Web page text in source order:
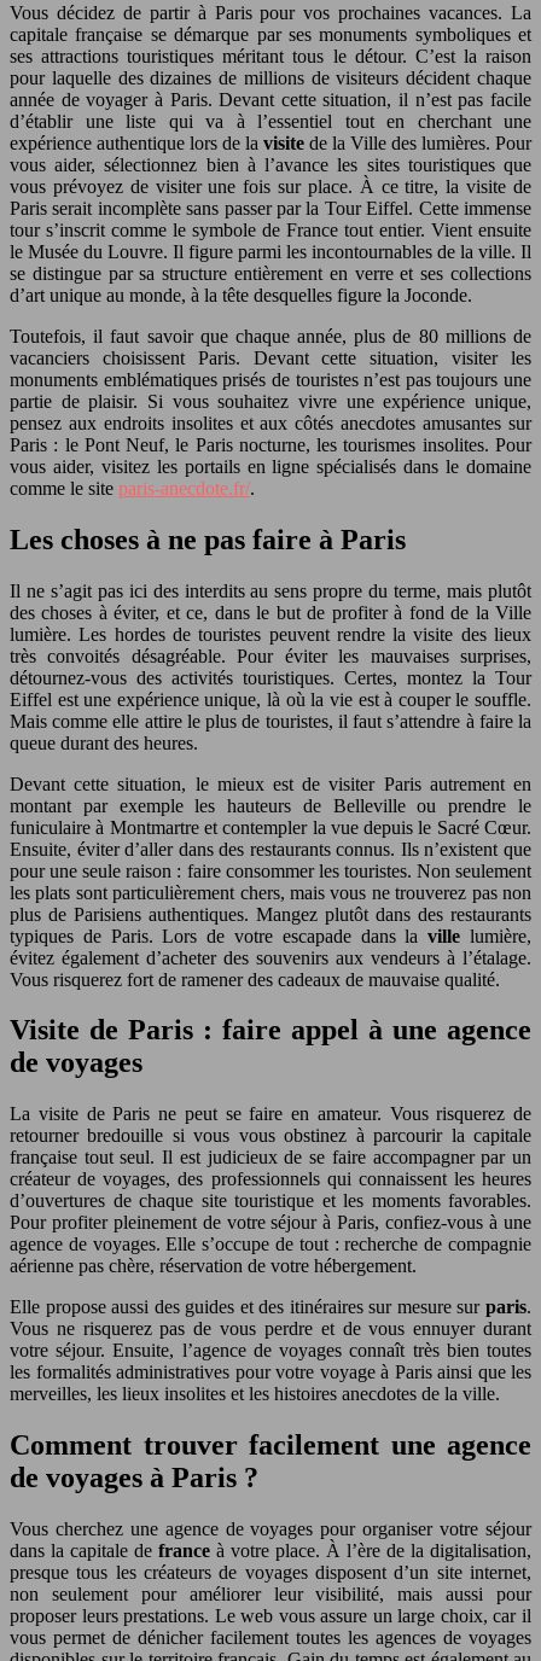
Vous décidez de partir à Paris pour vos prochaines vacances. La
capitale française se démarque par ses monuments symboliques et
ses attractions touristiques méritant tous le détour. C’est la raison
pour laquelle des dizaines de millions de visiteurs décident chaque
année de voyager à Paris. Devant cette situation, il n’est pas facile
d’établir une liste qui va à l’essentiel tout en cherchant une
expérience authentique lors de la visite de la Ville des lumières. Pour
vous aider, sélectionnez bien à l’avance les sites touristiques que
vous prévoyez de visiter une fois sur place. À ce titre, la visite de
Paris serait incomplète sans passer par la Tour Eiffel. Cette immense
tour s’inscrit comme le symbole de France tout entier. Vient ensuite
le Musée du Louvre. Il figure parmi les incontournables de la ville. Il
se distingue par sa structure entièrement en verre et ses collections
d’art unique au monde, à la tête desquelles figure la Joconde.
Toutefois, il faut savoir que chaque année, plus de 80 millions de
vacanciers choisissent Paris. Devant cette situation, visiter les
monuments emblématiques prisés de touristes n’est pas toujours une
partie de plaisir. Si vous souhaitez vivre une expérience unique,
pensez aux endroits insolites et aux côtés anecdotes amusantes sur
Paris : le Pont Neuf, le Paris nocturne, les tourismes insolites. Pour
vous aider, visitez les portails en ligne spécialisés dans le domaine
comme le site paris-anecdote.fr/.
Les choses à ne pas faire à Paris
Il ne s’agit pas ici des interdits au sens propre du terme, mais plutôt
des choses à éviter, et ce, dans le but de profiter à fond de la Ville
lumière. Les hordes de touristes peuvent rendre la visite des lieux
très convoités désagréable. Pour éviter les mauvaises surprises,
détournez-vous des activités touristiques. Certes, montez la Tour
Eiffel est une expérience unique, là où la vie est à couper le souffle.
Mais comme elle attire le plus de touristes, il faut s’attendre à faire la
queue durant des heures.
Devant cette situation, le mieux est de visiter Paris autrement en
montant par exemple les hauteurs de Belleville ou prendre le
funiculaire à Montmartre et contempler la vue depuis le Sacré Cœur.
Ensuite, éviter d’aller dans des restaurants connus. Ils n’existent que
pour une seule raison : faire consommer les touristes. Non seulement
les plats sont particulièrement chers, mais vous ne trouverez pas non
plus de Parisiens authentiques. Mangez plutôt dans des restaurants
typiques de Paris. Lors de votre escapade dans lavillelumière,
évitez également d’acheter des souvenirs aux vendeurs à l’étalage.
Vous risquerez fort de ramener des cadeaux de mauvaise qualité.
Visite de Paris : faire appel à une agence
de voyages
La visite de Paris ne peut se faire en amateur. Vous risquerez de
retourner bredouille si vous vous obstinez à parcourir la capitale
française tout seul. Il est judicieux de se faire accompagner par un
créateur de voyages, des professionnels qui connaissent les heures
d’ouvertures de chaque site touristique et les moments favorables.
Pour profiter pleinement de votre séjour à Paris, confiez-vous à une
agence de voyages. Elle s’occupe de tout : recherche de compagnie
aérienne pas chère, réservation de votre hébergement.
Elle propose aussi des guides et des itinéraires sur mesure sur paris.
Vous ne risquerez pas de vous perdre et de vous ennuyer durant
votre séjour. Ensuite, l’agence de voyages connaît très bien toutes
les formalités administratives pour votre voyage à Paris ainsi que les
merveilles, les lieux insolites et les histoires anecdotes de la ville.
Comment trouver facilement une agence
de voyages à Paris ?
Vous cherchez une agence de voyages pour organiser votre séjour
dans la capitale de france à votre place. À l’ère de la digitalisation,
presque tous les créateurs de voyages disposent d’un site internet,
non seulement pour améliorer leur visibilité, mais aussi pour
proposer leurs prestations. Le web vous assure un large choix, car il
vous permet de dénicher facilement toutes les agences de voyages